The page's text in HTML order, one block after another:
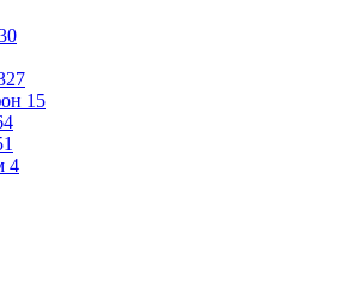
15
4